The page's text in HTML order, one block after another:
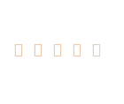
    